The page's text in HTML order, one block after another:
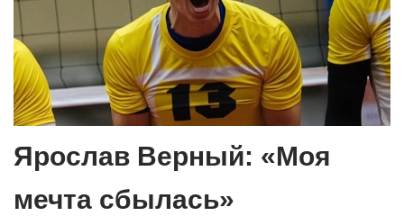
Ярослав Верный: «Моя
мечта сбылась»